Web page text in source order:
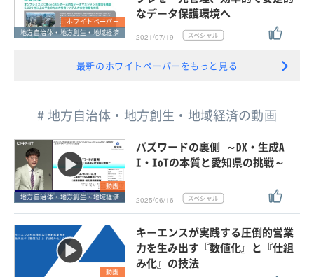
ホワイトペーパー
地方自治体・地方創生・地域経済
なデータ保護環境へ
2021/07/19
最新のホワイトペーパーをもっと見る
# 地方自治体・地方創生・地域経済の動画
動画
地方自治体・地方創生・地域経済
バズワードの裏側 ～DX・生成A
I・IoTの本質と愛知県の挑戦～
2025/06/16
動画
キーエンスが実践する圧倒的営業
力を生み出す『数値化』と『仕組
み化』の技法